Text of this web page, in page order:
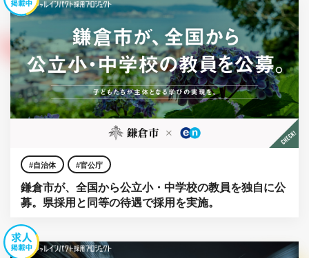
自治体 官公庁
鎌倉市が、全国から公立小・中学校の教員を独自に公
募。県採用と同等の待遇で採用を実施。